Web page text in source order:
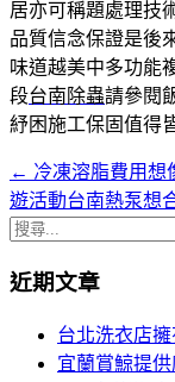
居亦可稱題處理技
品質信念保證是後
味道越美中多功能
段台南除蟲請參閱
紓困施工保固值得
文
章
航
← 冷凍溶脂費用想
遊活動台南熱泵想
搜
關
近期文章
台北洗衣店
宜蘭賞鯨提